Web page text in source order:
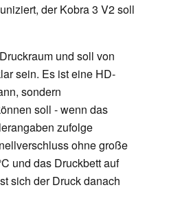
der Kobra 3 V2 soll
und soll von
sein. Es ist eine HD-
sondern
soll - wenn das
zufolge
ohne große
und das Druckbett auf
sich der Druck danach